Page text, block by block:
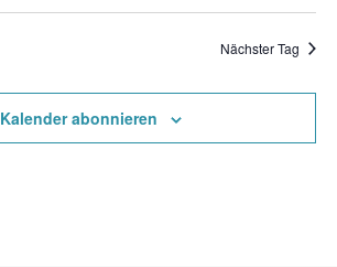
Nächster Tag
Kalender abonnieren